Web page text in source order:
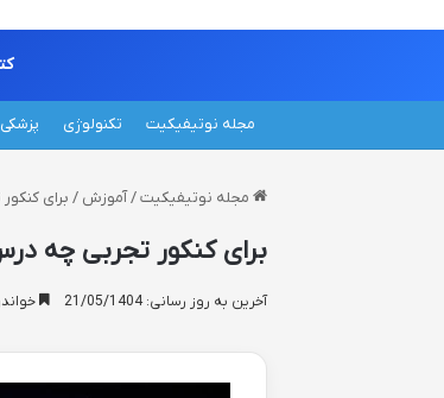
مجله نوتیفیکیت تکنولوژی پزشکی
مجله نوتیفیکیت / آموزش / برای
برای کنکور تجربی چه
آخرین به روز رسانی: 21/05/1404 خواندن